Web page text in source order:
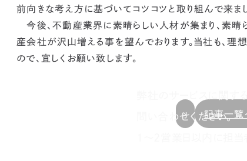
前向きな考え方に基づいてコツコツと取り組んで来まし
今後、不動産業界に素晴らしい人材が集まり、素晴
産会社が沢山増える事を望んでおります。当社も、理
ので、宜しくお願い致します。
記事一覧
問い合わせください。